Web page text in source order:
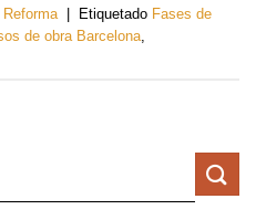
Etiquetado Fases de
de obra Barcelona